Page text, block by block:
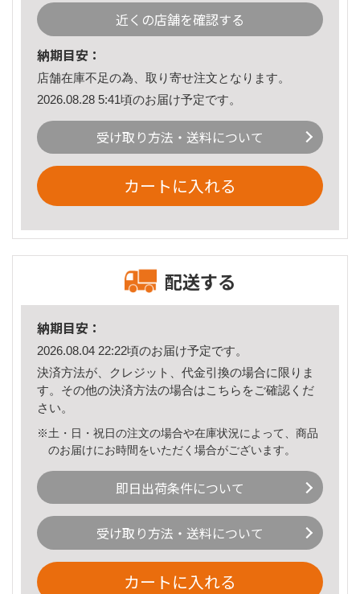
近くの店舗を確認する
納期目安：
店舗在庫不足の為、取り寄せ注文となります。
2026.08.28 5:41頃のお届け予定です。
受け取り方法・送料について
カートに入れる
配送する
納期目安：
2026.08.04 22:22頃のお届け予定です。
決済方法が、クレジット、代金引換の場合に限りま
す。その他の決済方法の場合はこちら をご確認くだ
さい。
※土・日・祝日の注文の場合や在庫状況によって、商品
のお届けにお時間をいただく場合がございます。
即日出荷条件について
受け取り方法・送料について
カートに入れる